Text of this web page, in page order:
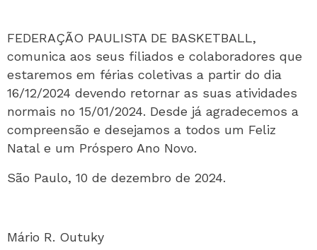
FEDERAÇÃO PAULISTA DE BASKETBALL,
comunica aos seus filiados e colaboradores que
estaremos em férias coletivas a partir do dia
16/12/2024 devendo retornar as suas atividades
normais no 15/01/2024. Desde já agradecemos a
compreensão e desejamos a todos um Feliz
Natal e um Próspero Ano Novo.
São Paulo, 10 de dezembro de 2024.
Mário R. Outuky